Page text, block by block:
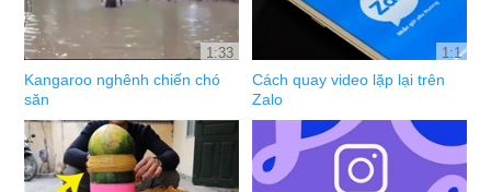
1:33
Kangaroo nghênh chiến chó
săn
1:1
Cách quay video lặp lại trên
Zalo